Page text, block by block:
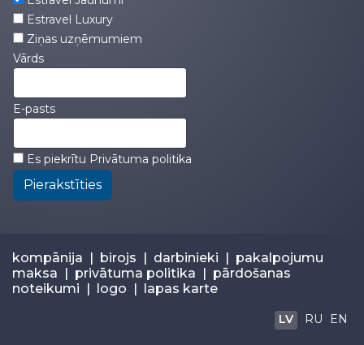
Estravel Luxury
Ziņas uzņēmumiem
Vārds
E-pasts
Es piekrītu Privātuma politika
Pierakstīties
kompānija | birojs | darbinieki | pakalpojumu
maksa | privātuma politika | pārdošanas
noteikumi | logo | lapas karte
LV RU EN